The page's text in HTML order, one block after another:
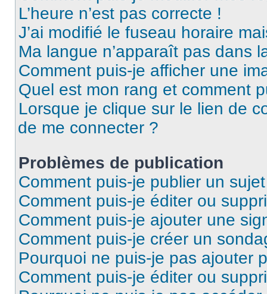
L’heure n’est pas correcte !
J’ai modifié le fuseau horaire
Ma langue n’apparaît pas dans
Comment puis-je afficher une
Quel est mon rang et comment
Lorsque je clique sur le lien de
de me connecter ?
Problèmes de publication
Comment puis-je publier un
Comment puis-je éditer ou
Comment puis-je ajouter une
Comment puis-je créer un
Pourquoi ne puis-je pas ajouter
Comment puis-je éditer ou